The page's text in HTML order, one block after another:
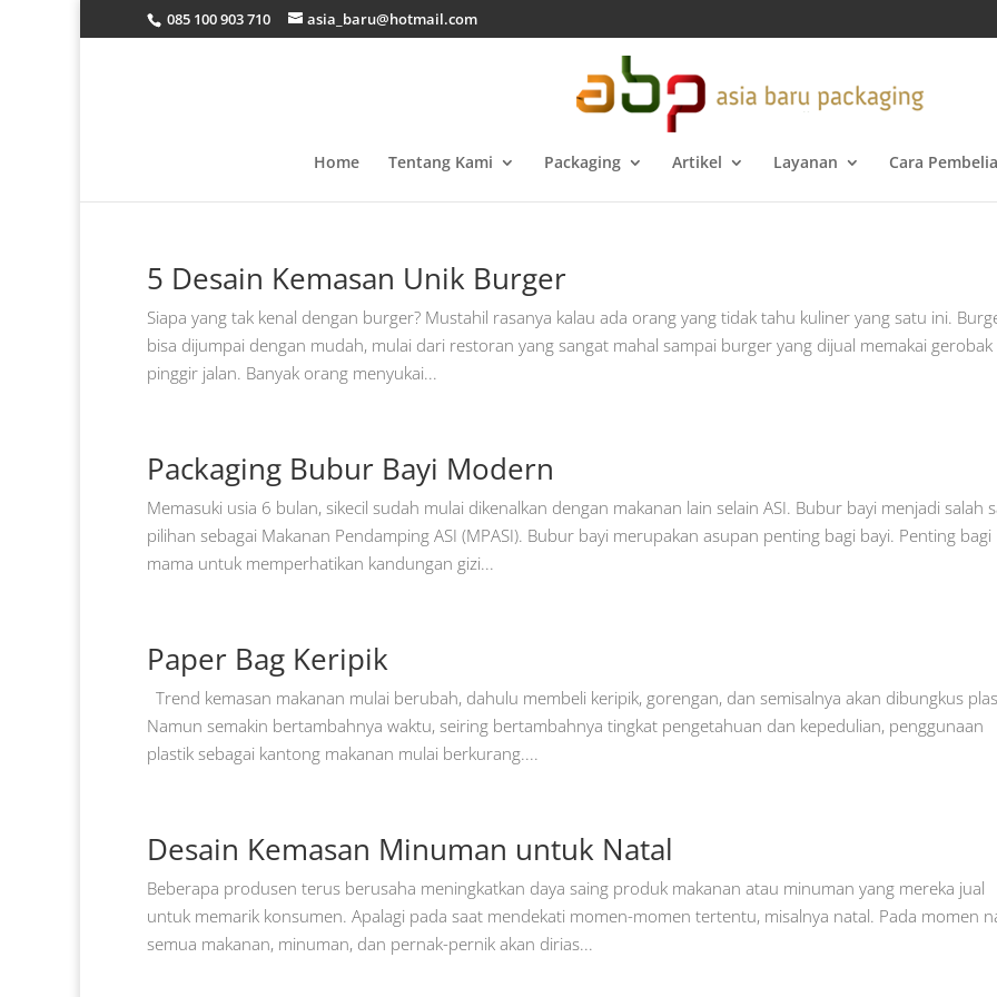
085 100 903 710 asia_baru@hotmail.com
Home Tentang Kami Packaging Artikel Layanan Cara
5 Desain Kemasan Unik Burger
Siapa yang tak kenal dengan burger? Mustahil rasanya kalau ada orang yang tidak tahu kuliner yang satu ini.
bisa dijumpai dengan mudah, mulai dari restoran yang sangat mahal sampai burger yang dijual memakai gerobak
pinggir jalan. Banyak orang menyukai...
Packaging Bubur Bayi Modern
Memasuki usia 6 bulan, sikecil sudah mulai dikenalkan dengan makanan lain selain ASI. Bubur bayi menjadi salah
pilihan sebagai Makanan Pendamping ASI (MPASI). Bubur bayi merupakan asupan penting bagi bayi. Penting bagi
mama untuk memperhatikan kandungan gizi...
Paper Bag Keripik
Trend kemasan makanan mulai berubah, dahulu membeli keripik, gorengan, dan semisalnya akan dibungkus
Namun semakin bertambahnya waktu, seiring bertambahnya tingkat pengetahuan dan kepedulian, penggunaan
plastik sebagai kantong makanan mulai berkurang....
Desain Kemasan Minuman untuk Natal
Beberapa produsen terus berusaha meningkatkan daya saing produk makanan atau minuman yang mereka jual
untuk memarik konsumen. Apalagi pada saat mendekati momen-momen tertentu, misalnya natal. Pada momen
semua makanan, minuman, dan pernak-pernik akan dirias...